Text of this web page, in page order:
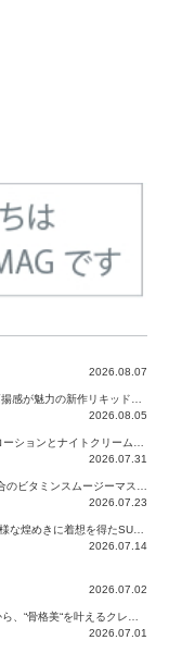
2026.08.07
2026.08.05
2026.07.31
2026.07.23
2026.07.14
2026.07.02
2026.07.01